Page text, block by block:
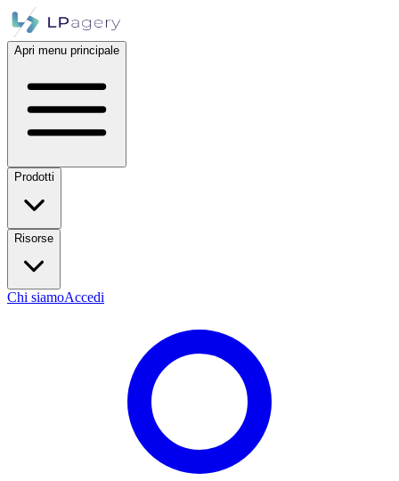
Apri menu principale
Prodotti
Risorse
Chi siamoAccedi